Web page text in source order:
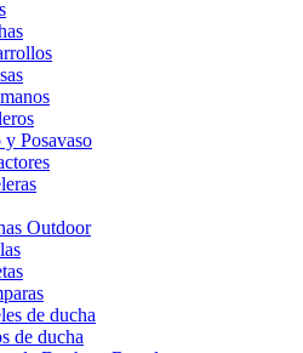
y Posavaso
Outdoor
de ducha
de ducha